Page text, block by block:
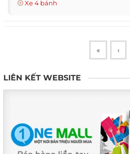
Xe 4 bánh
« ‹
LIÊN KẾT WEBSITE